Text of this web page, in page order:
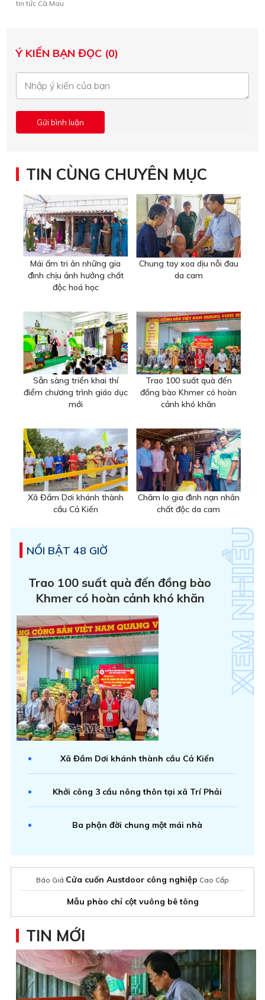
tin tức Cà Mau
Ý KIẾN BẠN ĐỌC (0)
TIN CÙNG CHUYÊN MỤC
Mái ấm tri ân những gia
đình chịu ảnh hưởng chất
độc hoá học
Chung tay xoa dịu nỗi đau
da cam
Sẵn sàng triển khai thí
điểm chương trình giáo dục
mới
Trao 100 suất quà đến
đồng bào Khmer có hoàn
cảnh khó khăn
Xã Đầm Dơi khánh thành
cầu Cả Kiến
Chăm lo gia đình nạn nhân
chất độc da cam
NỔI BẬT 48 GIỜ
Trao 100 suất quà đến đồng bào
Khmer có hoàn cảnh khó khăn
Xã Đầm Dơi khánh thành cầu Cả Kiến
Khởi công 3 cầu nông thôn tại xã Trí Phải
Ba phận đời chung một mái nhà
Báo Giá Cửa cuốn Austdoor công nghiệp Cao Cấp
Mẫu phào chỉ cột vuông bê tông
TIN MỚI